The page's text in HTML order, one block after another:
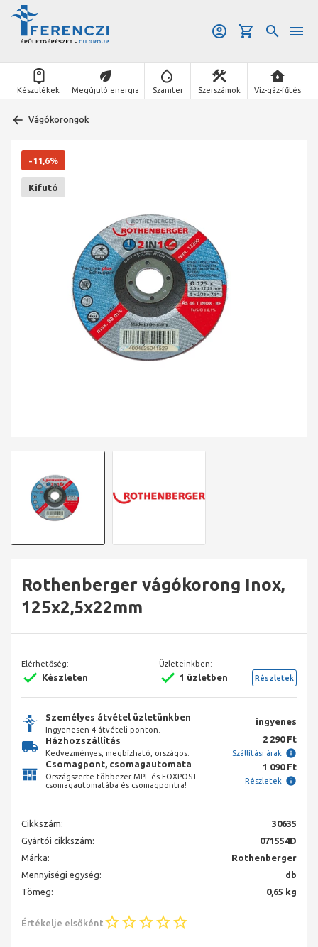
Készülékek Megújuló energia Szaniter Szerszámok Víz-gáz-fűtés
Vágókorongok
Rothenberger vágókorong Inox,
125x2,5x22mm
-11,6%
Kifutó
Elérhetőség:
Készleten
Üzleteinkben:
1 üzletben Részletek
Személyes átvétel üzletünkben
Ingyenesen 4 átvételi ponton.
ingyenes
Házhozszállítás
Kedvezményes, megbízható, országos.
2 290 Ft
Szállítási árak
Csomagpont, csomagautomata
Országszerte többezer MPL és FOXPOST
csomagautomatába és csomagpontra!
1 090 Ft
Részletek
Cikkszám:
30635
Gyártói cikkszám:
071554D
Márka:
Rothenberger
Mennyiségi egység:
db
Tömeg:
0,65 kg
Értékelje elsőként